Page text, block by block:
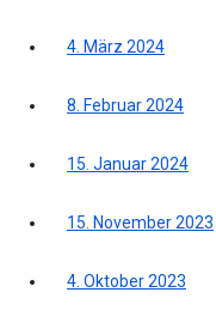
4. März 2024
8. Februar 2024
15. Januar 2024
15. November 2023
4. Oktober 2023